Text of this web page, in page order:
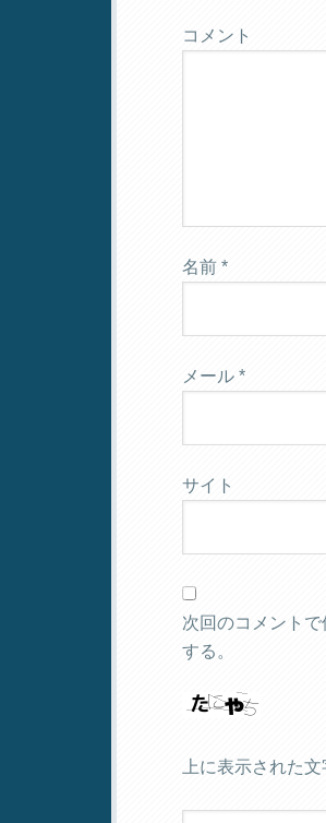
コメント
名前 *
メール *
サイト
次回のコメント
する。
上に表示された